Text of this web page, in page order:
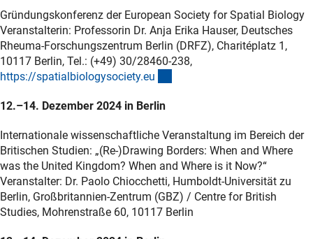
Gründungskonferenz der European Society for Spatial Biology
Veranstalterin: Professorin Dr. Anja Erika Hauser, Deutsches
Rheuma-Forschungszentrum Berlin (DRFZ), Charitéplatz 1,
10117 Berlin, Tel.: (+49) 30/28460-238,
https://spatialbiologysociety.eu
12.–14. Dezember 2024 in Berlin
Internationale wissenschaftliche Veranstaltung im Bereich der
Britischen Studien: „(Re-)Drawing Borders: When and Where
was the United Kingdom? When and Where is it Now?“
Veranstalter: Dr. Paolo Chiocchetti, Humboldt-Universität zu
Berlin, Großbritannien-Zentrum (GBZ) / Centre for British
Studies, Mohrenstraße 60, 10117 Berlin